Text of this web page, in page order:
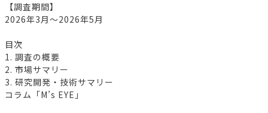
【調査期間】
2026年3月～2026年5月
目次
1. 調査の概要
2. 市場サマリー
3. 研究開発・技術サマリー
コラム「M’s EYE」